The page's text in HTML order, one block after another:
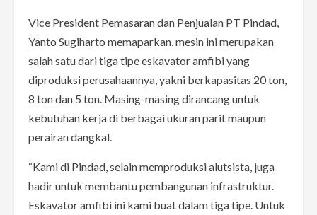
Vice President Pemasaran dan Penjualan PT Pindad,
Yanto Sugiharto memaparkan, mesin ini merupakan
salah satu dari tiga tipe eskavator amfibi yang
diproduksi perusahaannya, yakni berkapasitas 20 ton,
8 ton dan 5 ton. Masing-masing dirancang untuk
kebutuhan kerja di berbagai ukuran parit maupun
perairan dangkal.
“Kami di Pindad, selain memproduksi alutsista, juga
hadir untuk membantu pembangunan infrastruktur.
Eskavator amfibi ini kami buat dalam tiga tipe. Untuk